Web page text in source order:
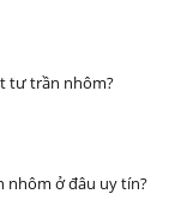
tư trần nhôm?
nhôm ở đâu uy tín?